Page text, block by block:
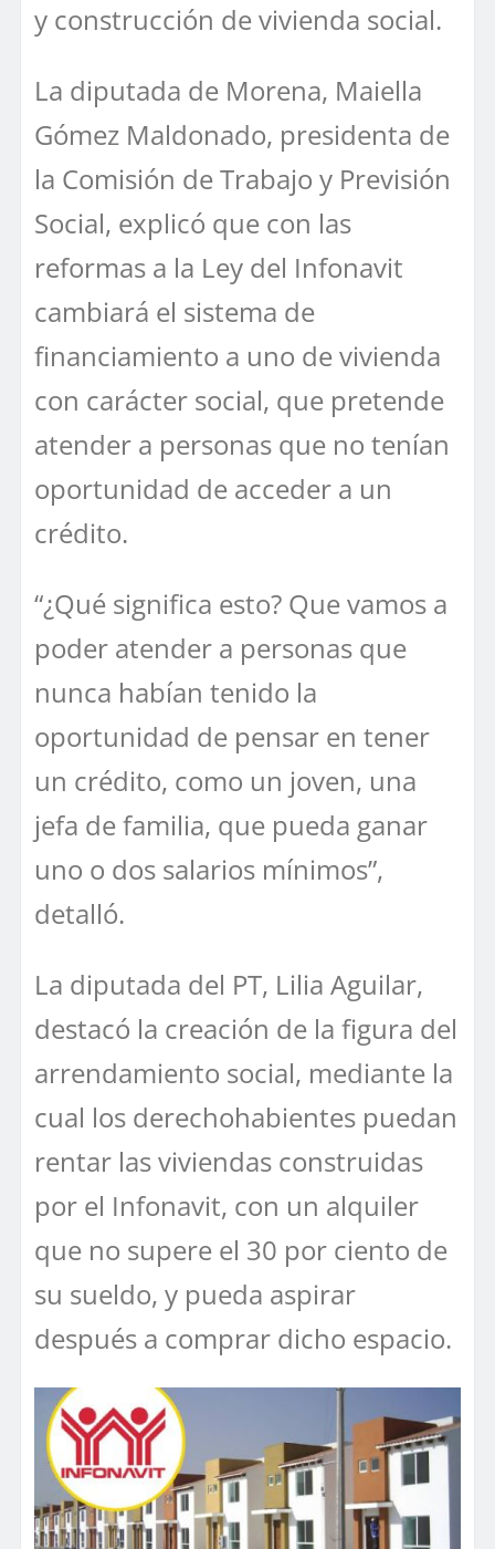
y construcción de vivienda social.
La diputada de Morena, Maiella
Gómez Maldonado, presidenta de
la Comisión de Trabajo y Previsión
Social, explicó que con las
reformas a la Ley del Infonavit
cambiará el sistema de
financiamiento a uno de vivienda
con carácter social, que pretende
atender a personas que no tenían
oportunidad de acceder a un
crédito.
“¿Qué significa esto? Que vamos a
poder atender a personas que
nunca habían tenido la
oportunidad de pensar en tener
un crédito, como un joven, una
jefa de familia, que pueda ganar
uno o dos salarios mínimos”,
detalló.
La diputada del PT, Lilia Aguilar,
destacó la creación de la figura del
arrendamiento social, mediante la
cual los derechohabientes puedan
rentar las viviendas construidas
por el Infonavit, con un alquiler
que no supere el 30 por ciento de
su sueldo, y pueda aspirar
después a comprar dicho espacio.